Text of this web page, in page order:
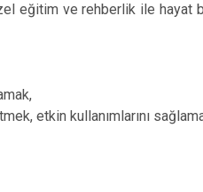
eğitim ve rehberlik ile hayat
etkin kullanımlarını